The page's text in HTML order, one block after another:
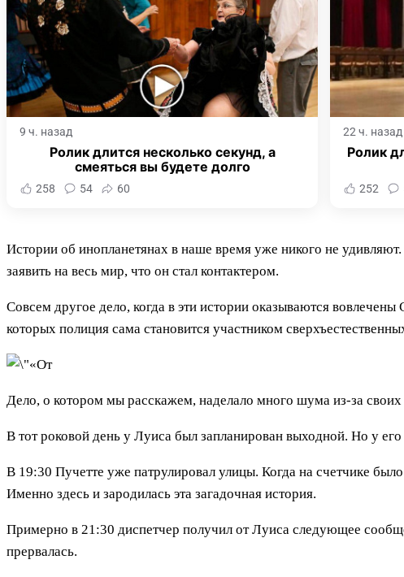
9 ч. назад
Ролик длится несколько секунд, а
смеяться вы будете долго
258 54 60
22 ч. назад
Ролик
252
Истории об инопланетянах в наше время уже никого не
заявить на весь мир, что он стал контактером.
Совсем другое дело, когда в эти истории оказываются
которых полиция сама становится участником
Дело, о котором мы расскажем, наделало много шума из-за
В тот роковой день у Луиса был запланирован выходной. Но у
В 19:30 Пучетте уже патрулировал улицы. Когда на счетчике
Именно здесь и зародилась эта загадочная история.
Примерно в 21:30 диспетчер получил от Луиса следующее
прервалась.